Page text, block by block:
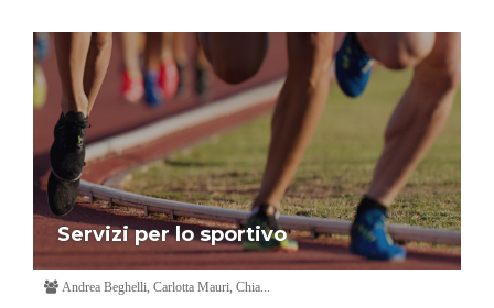
Servizi per lo sportivo
Andrea Beghelli, Carlotta Mauri, Chia...